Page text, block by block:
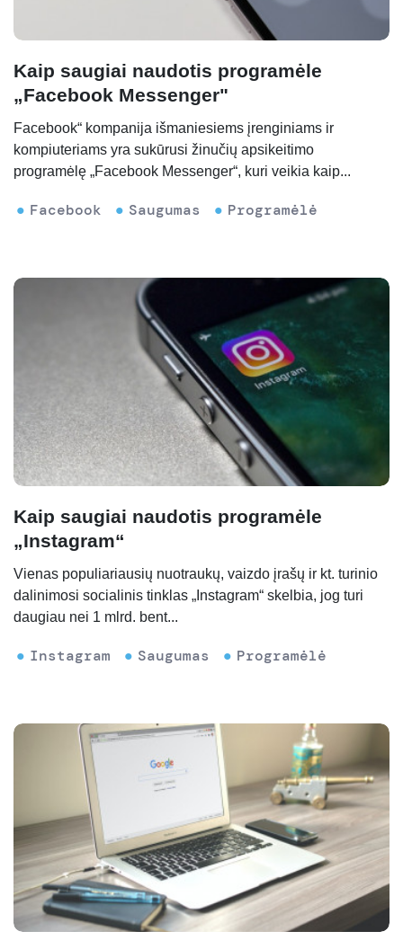
Kaip saugiai naudotis programėle
„Facebook Messenger"
Facebook“ kompanija išmaniesiems įrenginiams ir
kompiuteriams yra sukūrusi žinučių apsikeitimo
programėlę „Facebook Messenger“, kuri veikia kaip...
Facebook Saugumas Programėlė
Kaip saugiai naudotis programėle
„Instagram“
Vienas populiariausių nuotraukų, vaizdo įrašų ir kt. turinio
dalinimosi socialinis tinklas „Instagram“ skelbia, jog turi
daugiau nei 1 mlrd. bent...
Instagram Saugumas Programėlė